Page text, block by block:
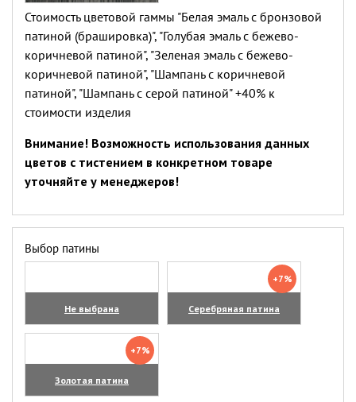
(увеличить)
Стоимость цветовой гаммы "Белая эмаль с бронзовой
патиной (брашировка)", "Голубая эмаль с бежево-
коричневой патиной", "Зеленая эмаль с бежево-
коричневой патиной", "Шампань с коричневой
патиной", "Шампань с серой патиной" +40% к
стоимости изделия
Внимание! Возможность использования данных
цветов с тистением в конкретном товаре
уточняйте у менеджеров!
Выбор патины
Не выбрана Серебряная патина
+7%
Золотая патина
+7%